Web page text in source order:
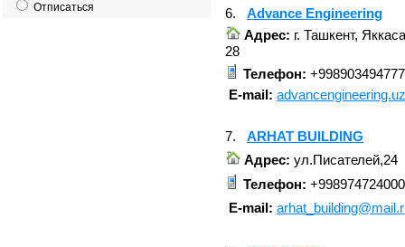
Отписаться
6. Advance Engineering
Адрес: г. Ташкент,
28
Телефон: +998903494777
E-mail:
7. ARHAT BUILDING
Адрес: ул.Писателей,24
Телефон: +998974724000
E-mail: